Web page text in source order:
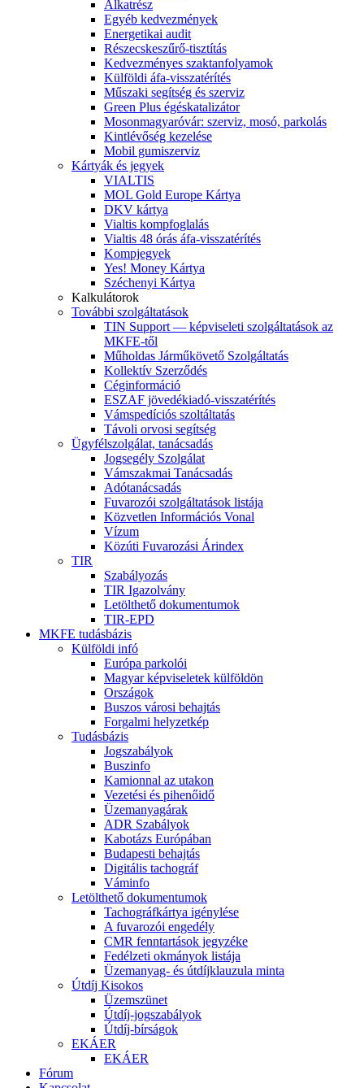
Alkatrész
Egyéb kedvezmények
Energetikai audit
Részecskeszűrő-tisztítás
Kedvezményes szaktanfolyamok
Külföldi áfa-visszatérítés
Műszaki segítség és szerviz
Green Plus égéskatalizátor
Mosonmagyaróvár: szerviz, mosó, parkolás
Kintlévőség kezelése
Mobil gumiszerviz
Kártyák és jegyek
VIALTIS
MOL Gold Europe Kártya
DKV kártya
Vialtis kompfoglalás
Vialtis 48 órás áfa-visszatérítés
Kompjegyek
Yes! Money Kártya
Széchenyi Kártya
Kalkulátorok
További szolgáltatások
TIN Support — képviseleti szolgáltatások az
MKFE-től
Műholdas Járműkövető Szolgáltatás
Kollektív Szerződés
Céginformáció
ESZAF jövedékiadó-visszatérítés
Vámspedíciós szoltáltatás
Távoli orvosi segítség
Ügyfélszolgálat, tanácsadás
Jogsegély Szolgálat
Vámszakmai Tanácsadás
Adótanácsadás
Fuvarozói szolgáltatások listája
Közvetlen Információs Vonal
Vízum
Közúti Fuvarozási Árindex
TIR
Szabályozás
TIR Igazolvány
Letölthető dokumentumok
TIR-EPD
MKFE tudásbázis
Külföldi infó
Európa parkolói
Magyar képviseletek külföldön
Országok
Buszos városi behajtás
Forgalmi helyzetkép
Tudásbázis
Jogszabályok
Buszinfo
Kamionnal az utakon
Vezetési és pihenőidő
Üzemanyagárak
ADR Szabályok
Kabotázs Európában
Budapesti behajtás
Digitális tachográf
Váminfo
Letölthető dokumentumok
Tachográfkártya igénylése
A fuvarozói engedély
CMR fenntartások jegyzéke
Fedélzeti okmányok listája
Üzemanyag- és útdíjklauzula minta
Útdíj Kisokos
Üzemszünet
Útdíj-jogszabályok
Útdíj-bírságok
EKÁER
EKÁER
Fórum